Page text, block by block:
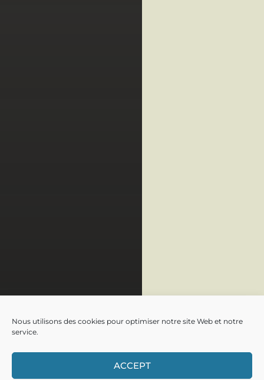
Nous utilisons des cookies pour optimiser notre site Web et notre
service.
ACCEPT